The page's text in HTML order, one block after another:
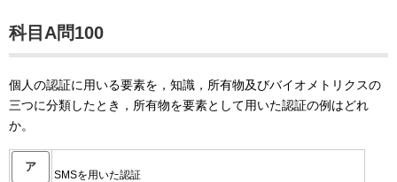
科目A問100
個人の認証に用いる要素を，知識，所有物及びバイオメトリクスの
三つに分類したとき，所有物を要素として用いた認証の例はどれ
か。
ア
SMSを用いた認証